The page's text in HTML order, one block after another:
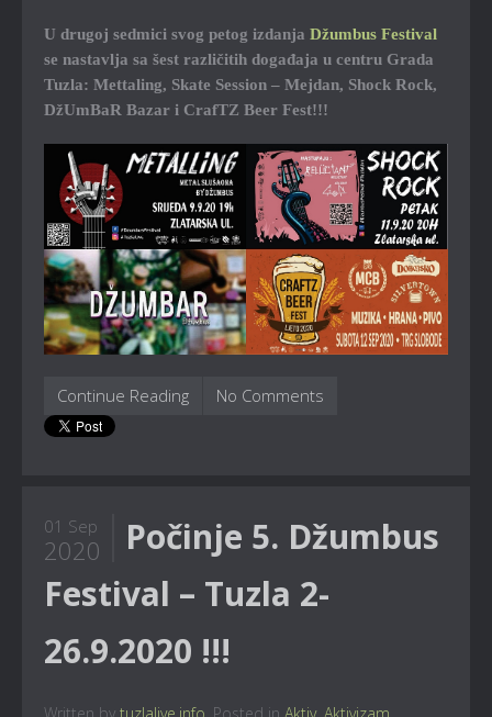
U drugoj sedmici svog petog izdanja Džumbus Festival
se nastavlja sa šest različitih događaja u centru Grada
Tuzla: Mettaling, Skate Session – Mejdan, Shock Rock,
DžUmBaR Bazar i CrafTZ Beer Fest!!!
Continue Reading No Comments
01 Sep
2020
Počinje 5. Džumbus
Festival – Tuzla 2-
26.9.2020 !!!